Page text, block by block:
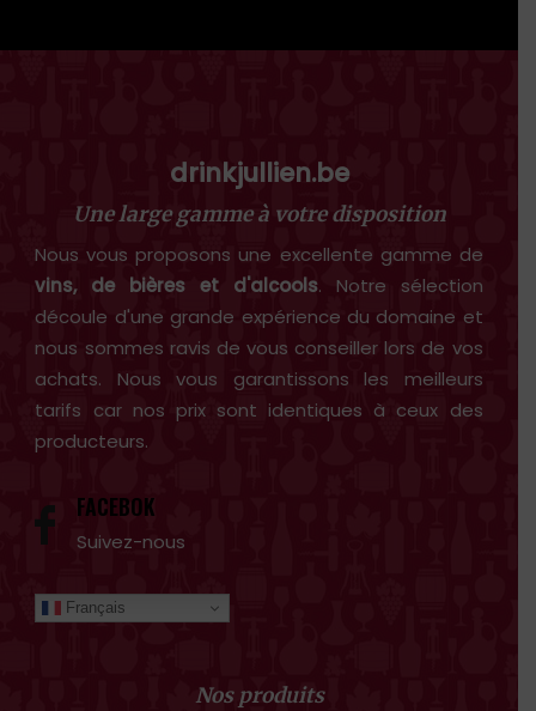
drinkjullien.be
Une large gamme à votre disposition
Nous vous proposons une excellente gamme de
vins, de bières et d'alcools. Notre sélection
découle d'une grande expérience du domaine et
nous sommes ravis de vous conseiller lors de vos
achats. Nous vous garantissons les meilleurs
tarifs car nos prix sont identiques à ceux des
producteurs.
FACEBOK
Suivez-nous
Français
Nos produits